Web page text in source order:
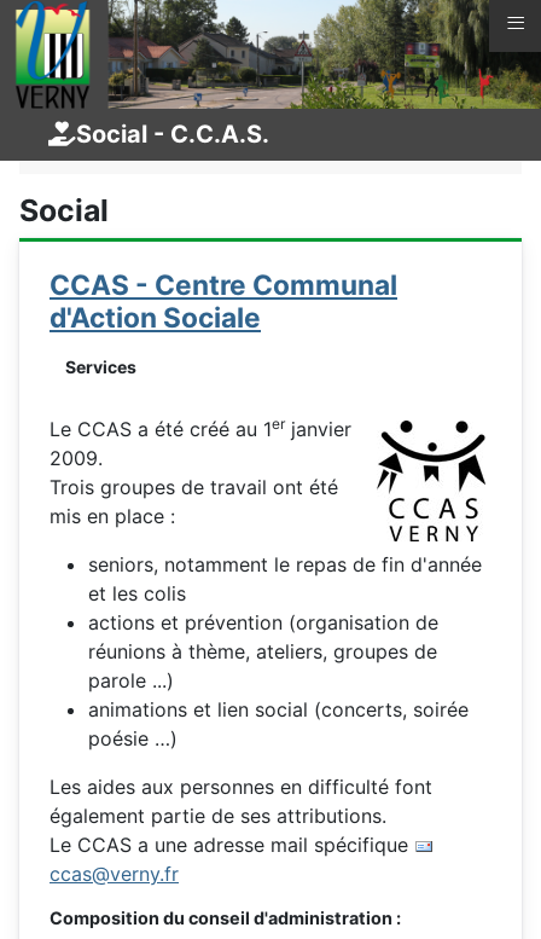
Vous êtes ici :Page d'accueil
Services
Social
CCAS - Centre Communal
d'Action Sociale
Services
Le CCAS a été créé au 1erjanvier
2009.
Trois groupes de travail ont été
mis en place :
seniors, notamment le repas de fin d'année
et les colis
actions et prévention (organisation de
réunions à thème, ateliers, groupes de
parole ...)
animations et lien social (concerts, soirée
poésie …)
Les aides aux personnes en difficulté font
également partie de ses attributions.
Le CCAS a une adresse mail spécifique
ccas@verny.fr
Composition du conseil d'administration :
Social - C.C.A.S.
≡